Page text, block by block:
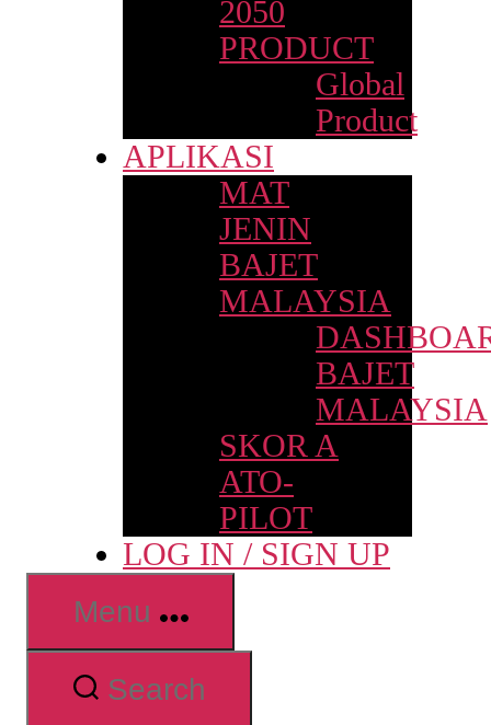
2050
PRODUCT
Global
Product
APLIKASI
MAT
JENIN
BAJET
MALAYSIA
BAJET
MALAYSIA
SKOR A
ATO-
PILOT
LOG IN / SIGN UP
Menu
Search